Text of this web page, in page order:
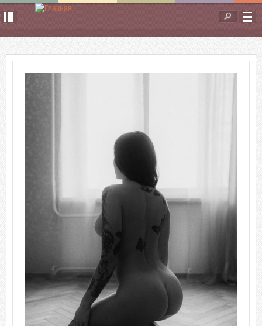
Перейти к основному содержанию
Форма
поиска